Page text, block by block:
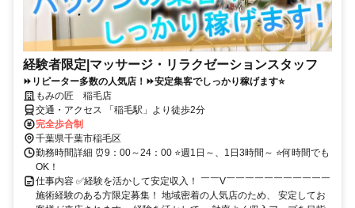
経験者限定|マッサージ・リラクゼーションスタッフ
⏩リピーター多数の人気店！⏩安定集客でしっかり稼げます⭐
もみの匠 稲毛店
交通・アクセス 「稲毛駅」より徒歩2分
完全歩合制
千葉県千葉市稲毛区
勤務時間詳細 ⏰9：00～24：00 ⭐週1日～、1日3時間～ ⭐何時間でも
OK！
仕事内容 ✅経験を活かして安定収入！ ￣￣V￣￣￣￣￣￣￣￣￣￣￣
施術経験のある方限定募集！ 地域密着の人気店のため、 安定してお